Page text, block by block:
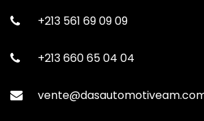
+213 561 69 09 09
+213 660 65 04 04